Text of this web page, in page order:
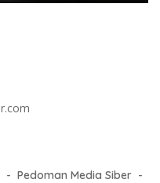
Pedoman Media Siber